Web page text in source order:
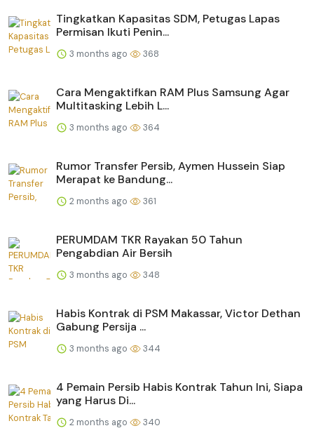
Tingkatkan Kapasitas SDM, Petugas Lapas
Permisan Ikuti Penin...
3 months ago 368
Cara Mengaktifkan RAM Plus Samsung Agar
Multitasking Lebih L...
3 months ago 364
Rumor Transfer Persib, Aymen Hussein Siap
Merapat ke Bandung...
2 months ago 361
PERUMDAM TKR Rayakan 50 Tahun
Pengabdian Air Bersih
3 months ago 348
Habis Kontrak di PSM Makassar, Victor Dethan
Gabung Persija ...
3 months ago 344
4 Pemain Persib Habis Kontrak Tahun Ini, Siapa
yang Harus Di...
2 months ago 340